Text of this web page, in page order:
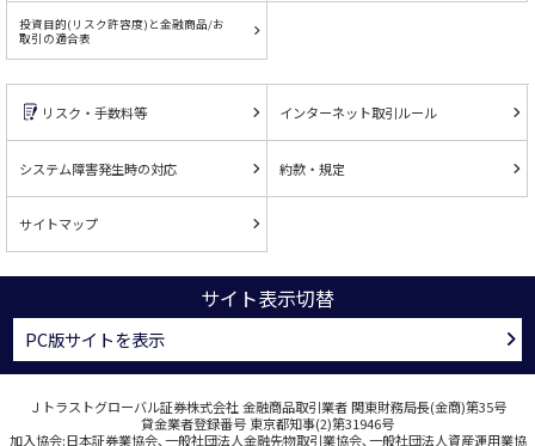
投資目的(リスク許容度)と金融商品/お
取引の適合表
リスク・手数料等 インターネット取引ルール
システム障害発生時の対応 約款・規定
サイトマップ
サイト表示切替
PC版サイトを表示
Ｊトラストグローバル証券株式会社 金融商品取引業者 関東財務局長(金商)第35号
貸金業者登録番号 東京都知事(2)第31946号
加入協会:日本証券業協会､一般社団法人金融先物取引業協会､一般社団法人資産運用業協